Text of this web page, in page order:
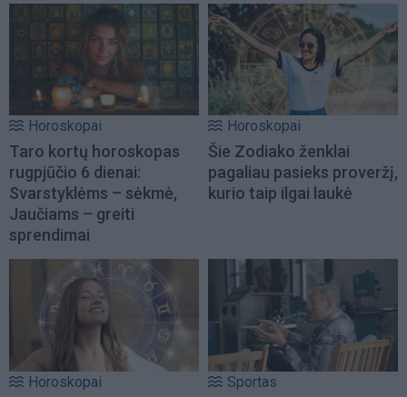
Horoskopai
Taro kortų horoskopas
rugpjūčio 6 dienai:
Svarstyklėms – sėkmė,
Jaučiams – greiti
sprendimai
Horoskopai
Šie Zodiako ženklai
pagaliau pasieks proveržį,
kurio taip ilgai laukė
Horoskopai Sportas